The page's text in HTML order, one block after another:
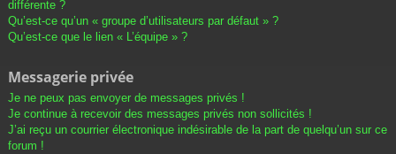
différente ?
Qu’est-ce qu’un « groupe d’utilisateurs par défaut » ?
Qu’est-ce que le lien « L’équipe » ?
Messagerie privée
Je ne peux pas envoyer de messages privés !
Je continue à recevoir des messages privés non sollicités !
J’ai reçu un courrier électronique indésirable de la part de quelqu’un sur ce
forum !